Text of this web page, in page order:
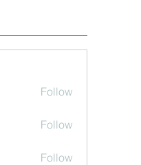
Follow
Follow
Follow